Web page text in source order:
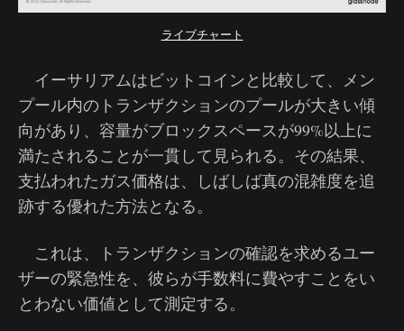
ライブチャート
イーサリアムはビットコインと比較して、メン
プール内のトランザクションのプールが大きい傾
向があり、容量がブロックスペースが99%以上に
満たされることが一貫して見られる。その結果、
支払われたガス価格は、しばしば真の混雑度を追
跡する優れた方法となる。
これは、トランザクションの確認を求めるユー
ザーの緊急性を、彼らが手数料に費やすことをい
とわない価値として測定する。